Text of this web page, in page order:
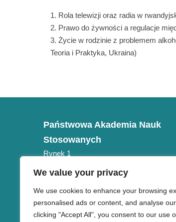
We value your privacy
We use cookies to enhance your browsing
personalised ads or content, and analyse
clicking "Accept All", you consent to our use
Rola telewizji oraz radia w
Prawo do żywności a regulacje
Życie w rodzinie z problemem
Teoria i Praktyka, Ukraina)
Państwowa Akademia Nauk
Stosowanych
Rynek 1
NIP 684-21-75-051